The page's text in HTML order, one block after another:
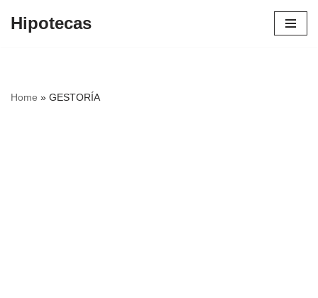
Hipotecas
Home » GESTORÍA